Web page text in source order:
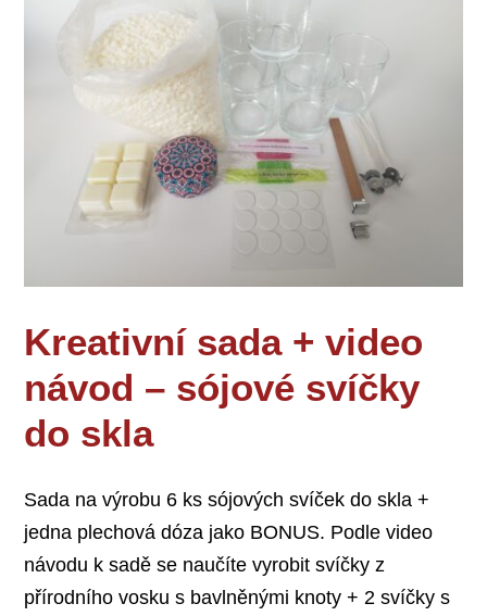
Kreativní sada + video
návod – sójové svíčky
do skla
Sada na výrobu 6 ks sójových svíček do skla +
jedna plechová dóza jako BONUS. Podle video
návodu k sadě se naučíte vyrobit svíčky z
přírodního vosku s bavlněnými knoty + 2 svíčky s